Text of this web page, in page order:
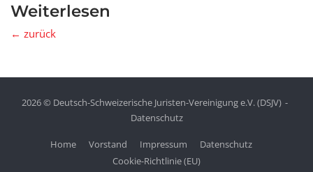
Weiterlesen
← zurück
2026 © Deutsch-Schweizerische Juristen-Vereinigung e.V. (DSJV)
Datenschutz
Home Vorstand Impressum
Datenschutz
Cookie-Richtlinie (EU)